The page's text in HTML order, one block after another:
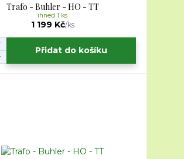
Trafo - Buhler - HO - TT
1 199 Kč/ks
ihned 1 ks
Přidat do košíku